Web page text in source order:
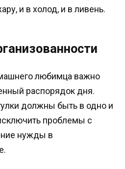
и в холод, и в ливень.
любимца важно
распорядок дня.
должны быть в одно и
проблемы с
нужды в